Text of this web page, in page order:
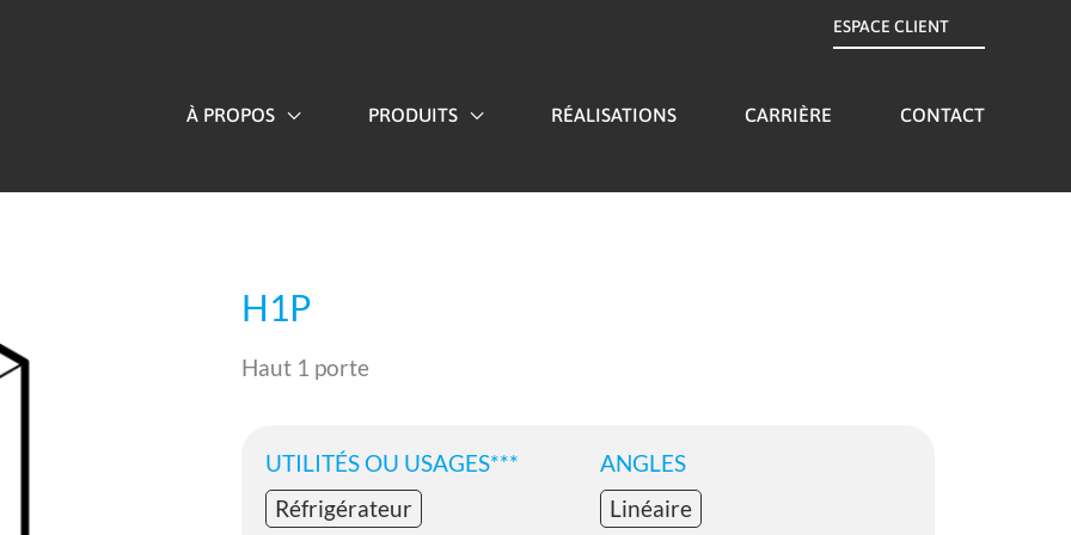
ESPACE CLIENT
À PROPOS PRODUITS RÉALISATIONS CARRIÈRE CONTACT
H1P
Haut 1 porte
UTILITÉS OU USAGES***
Réfrigérateur
ANGLES
Linéaire